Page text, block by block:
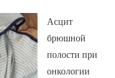
Асцит
брюшной
полости при
онкологии